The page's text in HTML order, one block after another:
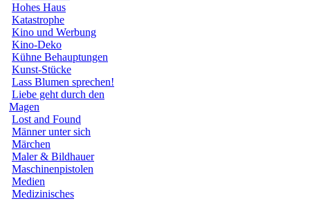
Hohes Haus
Katastrophe
Kino und Werbung
Kino-Deko
Kühne Behauptungen
Kunst-Stücke
Lass Blumen sprechen!
Liebe geht durch den
Magen
Lost and Found
Männer unter sich
Märchen
Maler & Bildhauer
Maschinenpistolen
Medien
Medizinisches